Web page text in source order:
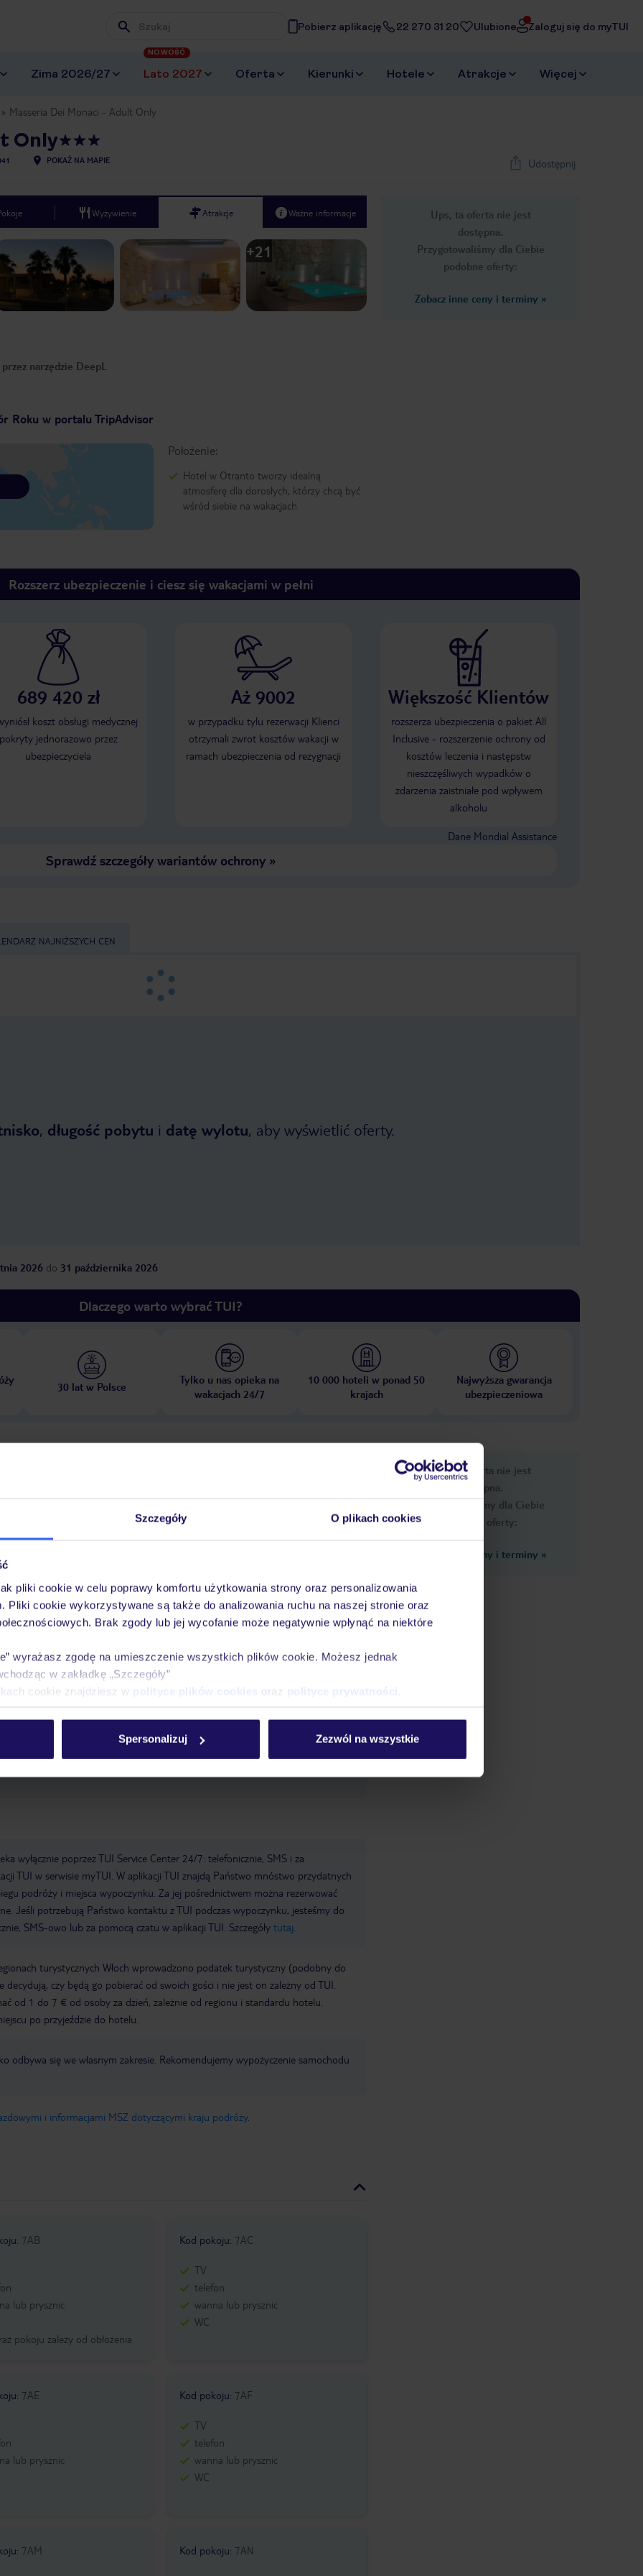
Szczegóły O plikach cookies
pliki cookie w celu poprawy komfortu użytkowania strony oraz personalizowania
Pliki cookie wykorzystywane są także do analizowania ruchu na naszej stronie oraz
Brak zgody lub jej wycofanie może negatywnie wpłynąć na niektóre
wyrażasz zgodę na umieszczenie wszystkich plików cookie. Możesz jednak
w zakładkę „Szczegóły”
cookie znajdziesz w polityce plików cookies oraz polityce prywatności
Spersonalizuj Zezwól na wszystkie
Wpisz frazę, której szukasz
Pobierz aplikację 22 270 31 20 Ulubione Zaloguj się do myTUI
Zima 2026/27 Lato 2027
NOWOŚĆ
Oferta Kierunki Hotele Atrakcje Więcej
Masseria Dei Monaci - Adult Only
Only
POKAŻ NA MAPIE Udostępnij
Ups, ta oferta nie jest
dostępna.
Przygotowaliśmy dla Ciebie
podobne oferty:
Zobacz inne ceny i terminy »
Wyżywienie Atrakcje Ważne informacje
Next slide
1 /27
+21
narzędzie DeepL
Roku w portalu TripAdvisor
Położenie:
Hotel w Otranto tworzy idealną
atmosferę dla dorosłych, którzy chcą być
wśród siebie na wakacjach.
Rozszerz ubezpieczenie i ciesz się wakacjami w pełni
689 420 zł
koszt obsługi medycznej
pokryty jednorazowo przez
ubezpieczyciela
Aż 9002
w przypadku tylu rezerwacji Klienci
otrzymali zwrot kosztów wakacji w
ramach ubezpieczenia od rezygnacji
Większość Klientów
rozszerza ubezpieczenia o pakiet All
Inclusive - rozszerzenie ochrony od
kosztów leczenia i następstw
nieszczęśliwych wypadków o
zdarzenia zaistniałe pod wpływem
alkoholu
Dane Mondial Assistance
Sprawdź szczegóły wariantów ochrony»
NAJNIŻSZYCH CEN
, długość pobytu i datę wylotu, aby wyświetlić oferty.
2026 do 31 października 2026
Dlaczego warto wybrać TUI?
30 lat w Polsce
Tylko u nas opieka na
wakacjach 24/7
10 000 hoteli w ponad 50
krajach
Najwyższa gwarancja
ubezpieczeniowa
orzeźwienie. W basenie znajduje się wanna z hydromasażem, w której
można uprawiać rozmaite sporty, w tym kolarstwo górskie i rowerowe, tenis,
sportów wodnych mogą uprawiać windsurfing, narciarstwo wodne,
z rurką i nurkowanie. Hotelowy program sportowo-rekreacyjny obejmuje
udogodnień odnowy biologicznej, w tym spa, łaźnię parową, masaże i
nurkowania narty wodne żeglarstwo windsurfing
wypożyczalnia
masaże wanna z hydromasażem.
WLAN/WiFi w hotelu zwierzęta domowe room service
taras
parasole przy basenie, leżaki przy basenie
wyłącznie poprzez TUI Service Center 24/7: telefonicznie, SMS i za
TUI w serwisie myTUI. W aplikacji TUI znajdą Państwo mnóstwo przydatnych
podróży i miejsca wypoczynku. Za jej pośrednictwem można rezerwować
Jeśli potrzebują Państwo kontaktu z TUI podczas wypoczynku, jesteśmy do
SMS-owo lub za pomocą czatu w aplikacji TUI. Szczegóły tutaj
turystycznych Włoch wprowadzono podatek turystyczny (podobny do
decydują, czy będą go pobierać od swoich gości i nie jest on zależny od TUI.
od 1 do 7 € od osoby za dzień, zależnie od regionu i standardu hotelu.
po przyjeździe do hotelu.
odbywa się we własnym zakresie. Rekomendujemy wypożyczenie samochodu
i informacjami MSZ dotyczącymi kraju podróży.
: 7AB
lub prysznic
pokoju zależy od obłożenia
Kod pokoju: 7AC
TV
telefon
wanna lub prysznic
WC
: 7AE
lub prysznic
Kod pokoju: 7AF
TV
telefon
wanna lub prysznic
WC
: 7AM Kod pokoju: 7AN
Ups, ta oferta nie jest
dostępna.
Przygotowaliśmy dla Ciebie
podobne oferty:
Zobacz inne ceny i terminy »